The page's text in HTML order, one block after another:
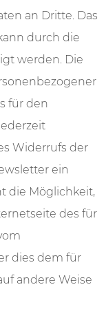
an Dritte. Das
durch die
werden. Die
für den
Widerrufs der
ein
die Möglichkeit,
des für
dies dem für
andere Weise